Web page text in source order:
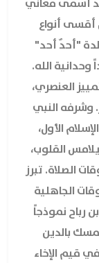
أقسى أنواع
"أحدٌ أحد"
الله.
العنصري،
وشرفه النبي
الأول،
القلوب،
الصلاة. تبرز
الجاهلية
رباح نموذجاً
بالدين
قيم الإخاء